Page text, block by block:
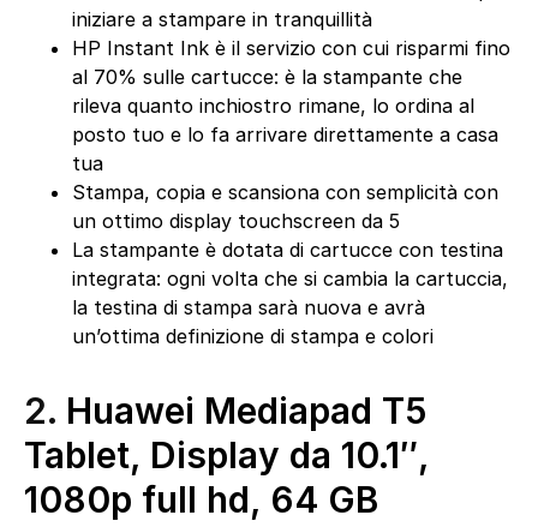
iniziare a stampare in tranquillità
HP Instant Ink è il servizio con cui risparmi fino
al 70% sulle cartucce: è la stampante che
rileva quanto inchiostro rimane, lo ordina al
posto tuo e lo fa arrivare direttamente a casa
tua
Stampa, copia e scansiona con semplicità con
un ottimo display touchscreen da 5
La stampante è dotata di cartucce con testina
integrata: ogni volta che si cambia la cartuccia,
la testina di stampa sarà nuova e avrà
un’ottima definizione di stampa e colori
2. Huawei Mediapad T5
Tablet, Display da 10.1″,
1080p full hd, 64 GB